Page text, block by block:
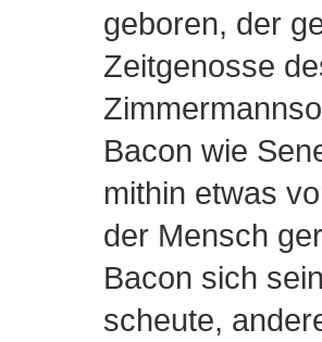
geboren, der
Zeitgenosse
Bacon wie
mithin etwas
der Mensch
Bacon sich
scheute,